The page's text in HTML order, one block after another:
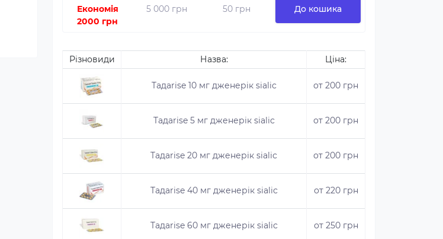
Економія
2000 грн
5 000 грн 50 грн До кошика
Різновиди Назва: Ціна:
Taдаrise 10 мг дженерік sialiс от 200 грн
Taдаrise 5 мг дженерік sialiс от 200 грн
Taдаrise 20 мг дженерік sialiс от 200 грн
Taдаrise 40 мг дженерік sialiс от 220 грн
Taдаrise 60 мг дженерік sialiс от 250 грн